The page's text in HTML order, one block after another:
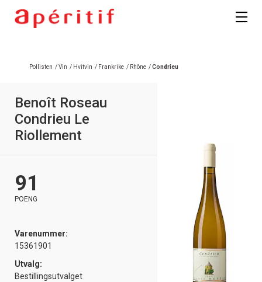
Pollisten /Vin / Hvitvin / Frankrike / Rhône /Condrieu
Benoît Roseau
Condrieu Le
Riollement
91
POENG
Varenummer:
15361901
Utvalg:
Bestillingsutvalget